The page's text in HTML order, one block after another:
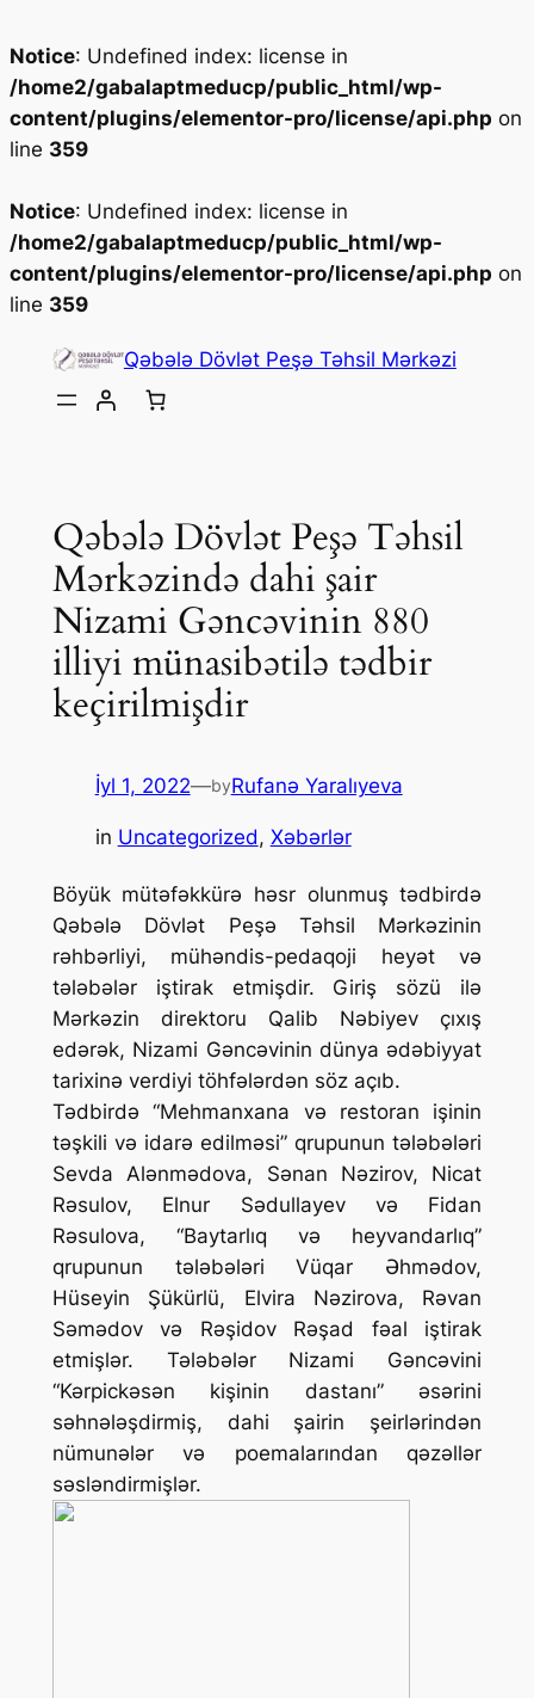
Notice: Undefined index: license in
/home2/gabalaptmeducp/public_html/wp-
content/plugins/elementor-pro/license/api.php on
line 359
Notice: Undefined index: license in
/home2/gabalaptmeducp/public_html/wp-
content/plugins/elementor-pro/license/api.php on
line 359
content
Qəbələ Dövlət Peşə Təhsil Mərkəzi
Qəbələ Dövlət Peşə Təhsil
Mərkəzində dahi şair
Nizami Gəncəvinin 880
illiyi münasibətilə tədbir
keçirilmişdir
İyl 1, 2022—byRufanə Yaralıyeva
in Uncategorized, Xəbərlər
Böyük mütəfəkkürə həsr olunmuş tədbirdə
Qəbələ Dövlət Peşə Təhsil Mərkəzinin
rəhbərliyi, mühəndis-pedaqoji heyət və
tələbələr iştirak etmişdir. Giriş sözü ilə
Mərkəzin direktoru Qalib Nəbiyev çıxış
edərək, Nizami Gəncəvinin dünya ədəbiyyat
tarixinə verdiyi töhfələrdən söz açıb.
Tədbirdə “Mehmanxana və restoran işinin
təşkili və idarə edilməsi” qrupunun tələbələri
Sevda Alənmədova, Sənan Nəzirov, Nicat
Rəsulov, Elnur Sədullayev və Fidan
Rəsulova, “Baytarlıq və heyvandarlıq”
qrupunun tələbələri Vüqar Əhmədov,
Hüseyin Şükürlü, Elvira Nəzirova, Rəvan
Səmədov və Rəşidov Rəşad fəal iştirak
etmişlər. Tələbələr Nizami Gəncəvini
“Kərpickəsən kişinin dastanı” əsərini
səhnələşdirmiş, dahi şairin şeirlərindən
nümunələr və poemalarından qəzəllər
səsləndirmişlər.